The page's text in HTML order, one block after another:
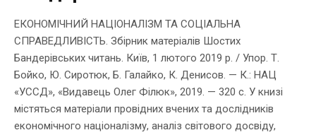
ЕКОНОМІЧНИЙ НАЦІОНАЛІЗМ ТА СОЦІАЛЬНА
СПРАВЕДЛИВІСТЬ. Збірник матеріалів Шостих
Бандерівських читань. Київ, 1 лютого 2019 р. / Упор. Т.
Бойко, Ю. Сиротюк, Б. Галайко, К. Денисов. — К.: НАЦ
«УССД», «Видавець Олег Філюк», 2019. — 320 с. У книзі
містяться матеріали провідних вчених та дослідників
економічного націоналізму, аналіз світового досвіду,